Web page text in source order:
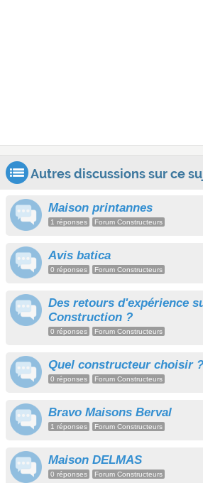
Autres discussions sur ce
Maison printannes
1 réponses Forum Constructeurs
Avis batica
0 réponses Forum Constructeurs
Des retours d'expérience
Construction ?
0 réponses Forum Constructeurs
Quel constructeur choisir ?
0 réponses Forum Constructeurs
Bravo Maisons Berval
1 réponses Forum Constructeurs
Maison DELMAS
0 réponses Forum Constructeurs